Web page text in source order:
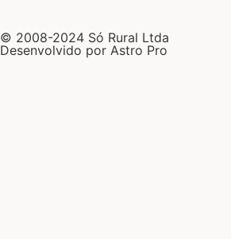
© 2008-2024 Só Rural Ltda
Desenvolvido por Astro Pro